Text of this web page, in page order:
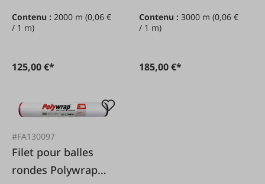
2.000 m
Contenu : 2000 m (0,06 €
/ 1 m)
125,00 €*
3.000 m
Contenu :3000 m(0,06 €
/ 1 m)
185,00 €*
#FA130097
Filet pour balles
rondes Polywrap